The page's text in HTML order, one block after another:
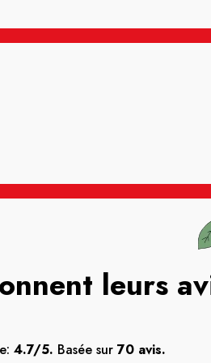
leurs
4.7/5. Basée sur 70 avis.